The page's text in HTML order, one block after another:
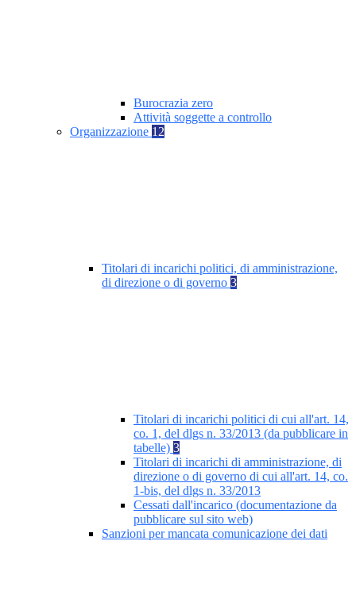
Burocrazia zero
Attività soggette a controllo
Organizzazione 12
Titolari di incarichi politici, di amministrazione,
di direzione o di governo 3
Titolari di incarichi politici di cui all'art. 14,
co. 1, del dlgs n. 33/2013 (da pubblicare in
tabelle) 3
Titolari di incarichi di amministrazione, di
direzione o di governo di cui all'art. 14, co.
1-bis, del dlgs n. 33/2013
Cessati dall'incarico (documentazione da
pubblicare sul sito web)
Sanzioni per mancata comunicazione dei dati